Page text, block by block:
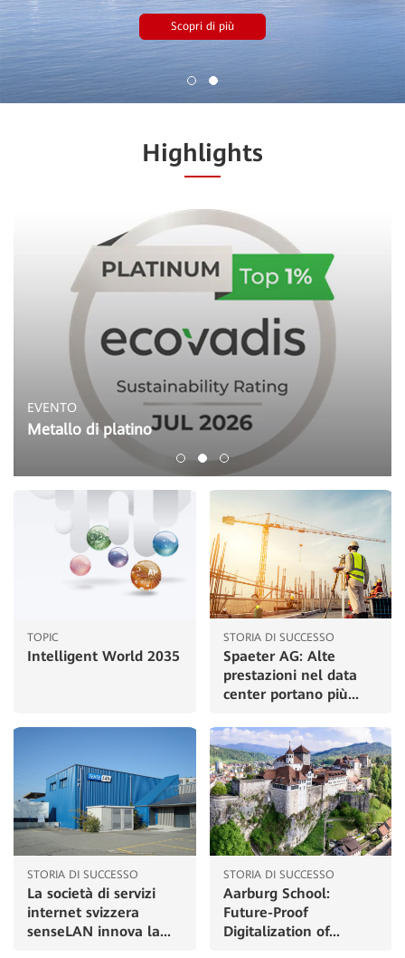
Scopri di più
Highlights
EVENTO
Metallo di platino
TOPIC
Intelligent World 2035
STORIA DI SUCCESSO
Spaeter AG: Alte
prestazioni nel data
center portano più...
STORIA DI SUCCESSO
La società di servizi
internet svizzera
senseLAN innova la...
STORIA DI SUCCESSO
Aarburg School:
Future-Proof
Digitalization of...